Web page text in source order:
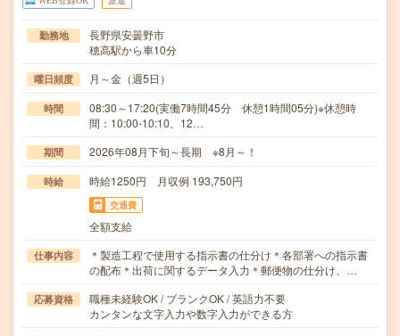
勤務地
長野県安曇野市
穂高駅から車10分
曜日頻度 月～金（週5日）
時間
08:30～17:20(実働7時間45分 休憩1時間05分)※休憩時
間：10:00-10:10、12…
期間 2026年08月下旬～長期 ※8月～！
時給 時給1250円 月収例 193,750円
交通費
全額支給
仕事内容
＊製造工程で使用する指示書の仕分け＊各部署への指示書
の配布＊出荷に関するデータ入力＊郵便物の仕分け、…
応募資格
職種未経験OK / ブランクOK / 英語力不要
カンタンな文字入力や数字入力ができる方